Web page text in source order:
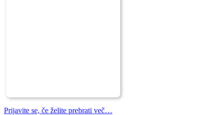
Prijavite se, če želite prebrati več…